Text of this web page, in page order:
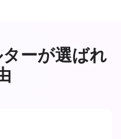
ーが選ばれ